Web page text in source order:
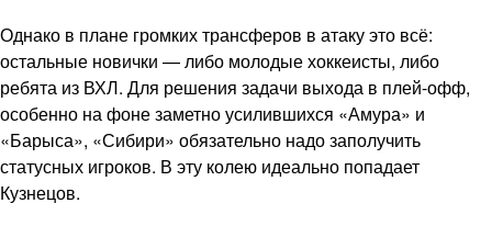
Однако в плане громких трансферов в атаку это всё:
остальные новички — либо молодые хоккеисты, либо
ребята из ВХЛ. Для решения задачи выхода в плей-офф,
особенно на фоне заметно усилившихся «Амура» и
«Барыса», «Сибири» обязательно надо заполучить
статусных игроков. В эту колею идеально попадает
Кузнецов.